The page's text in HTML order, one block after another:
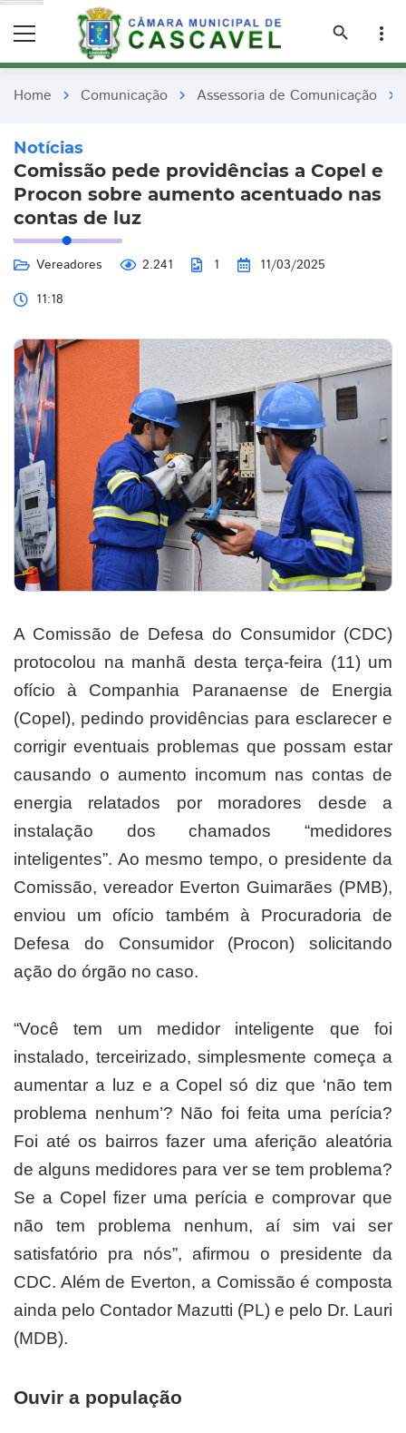
remove_red_eye
search
more_vert
Home chevron_right Comunicação chevron_right Assessoria de Comunicação chevron_right
Notícias
Comissão pede providências a Copel e
Procon sobre aumento acentuado nas
contas de luz
Vereadores 2.241 1
11/03/2025
11:18
A Comissão de Defesa do Consumidor (CDC)
protocolou na manhã desta terça-feira (11) um
ofício à Companhia Paranaense de Energia
(Copel), pedindo providências para esclarecer e
corrigir eventuais problemas que possam estar
causando o aumento incomum nas contas de
energia relatados por moradores desde a
instalação dos chamados “medidores
inteligentes”. Ao mesmo tempo, o presidente da
Comissão, vereador Everton Guimarães (PMB),
enviou um ofício também à Procuradoria de
Defesa do Consumidor (Procon) solicitando
ação do órgão no caso.
“Você tem um medidor inteligente que foi
instalado, terceirizado, simplesmente começa a
aumentar a luz e a Copel só diz que ‘não tem
problema nenhum’? Não foi feita uma perícia?
Foi até os bairros fazer uma aferição aleatória
de alguns medidores para ver se tem problema?
Se a Copel fizer uma perícia e comprovar que
não tem problema nenhum, aí sim vai ser
satisfatório pra nós”, afirmou o presidente da
CDC. Além de Everton, a Comissão é composta
ainda pelo Contador Mazutti (PL) e pelo Dr. Lauri
(MDB).
Ouvir a população